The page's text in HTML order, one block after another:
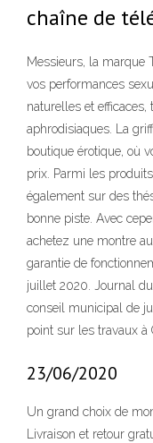
chaîne de
Messieurs, la marque
vos performances
naturelles et
aphrodisiaques. La
boutique érotique, où
prix. Parmi les
également sur des
bonne piste. Avec
achetez une montre
garantie de
juillet 2020. Journal
conseil municipal de
point sur les travaux à
23/06/2020
Un grand choix de
Livraison et retour